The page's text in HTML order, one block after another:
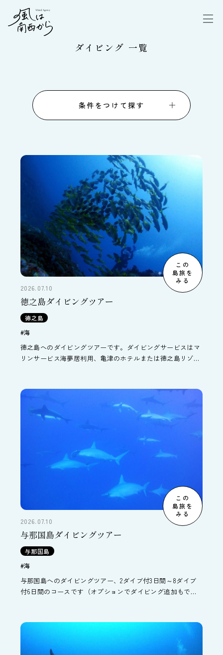
ダイビング 一覧
条件をつけて探す
この
島旅を
みる
2026.07.10
徳之島ダイビングツアー
徳之島
#海
徳之島へのダイビングツアーです。ダイビングサービスはマ
リンサービス海夢居利用、亀津のホテルまたは徳之島リゾー
この
島旅を
みる
2026.07.10
与那国島ダイビングツアー
与那国島
#海
与那国島へのダイビングツアー、2ダイブ付3日間～8ダイブ
付6日間のコースです（オプションでダイビング追加もでき
にも珍しい海底遺跡や、冬のハンマーヘッドシャークが見ど